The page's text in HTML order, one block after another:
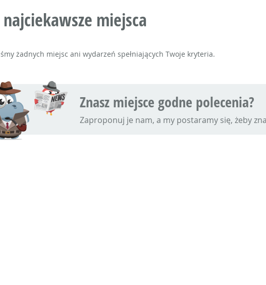
miejsca
żadnych miejsc ani wydarzeń spełniających Twoje kryteria.
Znasz miejsce godne polecenia?
Zaproponuj je nam, a my postaramy się, żeby